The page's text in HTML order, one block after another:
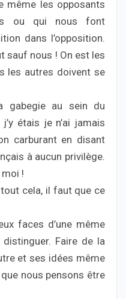
même les opposants
ou qui nous font
dans l’opposition.
sauf nous ! On est les
les autres doivent se
gabegie au sein du
étais je n’ai jamais
carburant en disant
à aucun privilège.
moi !
tout cela, il faut que ce
faces d’une même
Faire de la
et ses idées même
nous pensons être